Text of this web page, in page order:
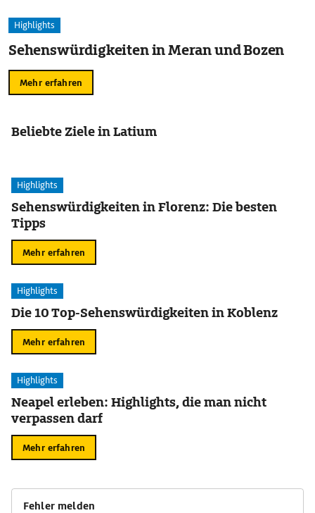
Highlights
Sehenswürdigkeiten in Meran und Bozen
Mehr erfahren
Beliebte Ziele in Latium
Highlights
Sehenswürdigkeiten in Florenz: Die besten
Tipps
Mehr erfahren
Highlights
Die 10 Top-Sehenswürdigkeiten in Koblenz
Mehr erfahren
Highlights
Neapel erleben: Highlights, die man nicht
verpassen darf
Mehr erfahren
Fehler melden